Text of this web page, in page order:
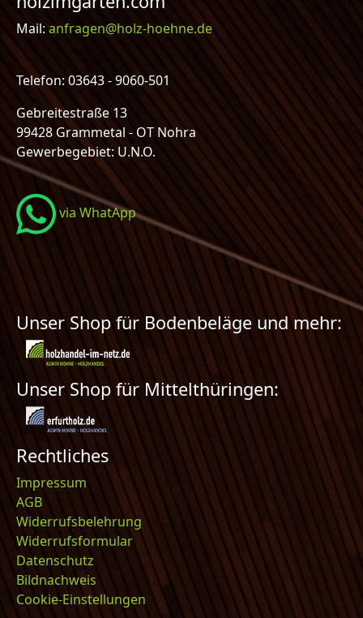
Mail:anfragen@holz-hoehne.de
Telefon: 03643 - 9060-501
Gebreitestraße 13
99428 Grammetal - OT Nohra
Gewerbegebiet: U.N.O.
via WhatApp
Unser Shop für Bodenbeläge und mehr:
Unser Shop für Mittelthüringen:
Rechtliches
Impressum
AGB
Widerrufsbelehrung
Widerrufsformular
Datenschutz
Bildnachweis
Cookie-Einstellungen